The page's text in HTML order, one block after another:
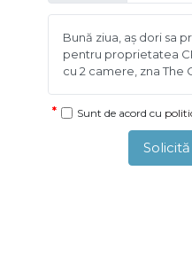
Sunt de acord cu